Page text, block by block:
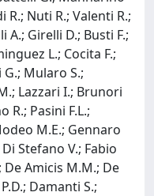
R.; Nuti R.; Valenti R.;
A.; Girelli D.; Busti F.;
L.; Cocita F.;
G.; Mularo S.;
Lazzari I.; Brunori
R.; Pasini F.L.;
M.E.; Gennaro
Stefano V.; Fabio
De Amicis M.M.; De
Damanti S.;